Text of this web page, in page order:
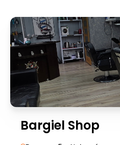
Bargiel Shop